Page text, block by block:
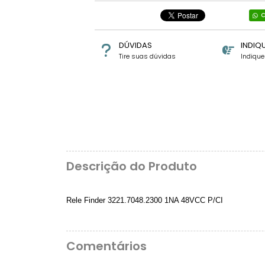
DÚVIDAS
Tire suas dúvidas
Descrição do Produto
Rele Finder 3221.7048.2300 1NA 48VCC P/CI
Comentários